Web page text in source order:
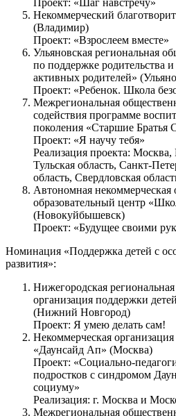
Некоммерческий
(Владимир)
Проект: «Взрослеем вместе»
Ульяновская региональная
по поддержке родительства
активных родителей»
Проект: «Ребенок. Школа
Межрегиональная
содействия программе
поколения «Старшие
Проект: «Я научу тебя»
Реализация проекта: Москва,
Тульская область, Санкт-
область, Свердловская
Автономная
образовательный центр
(Новокуйбышевск)
Проект: «Будущее своими
Номинация «Поддержка детей с
развития»:
Нижегородская
организация поддержки
(Нижний Новгород)
Проект: Я умею делать сам!
Некоммерческая
«Даунсайд Ап» (Москва)
Проект: «Социально-
подростков с синдромом
социуму»
Реализация: г. Москва и
Межрегиональная